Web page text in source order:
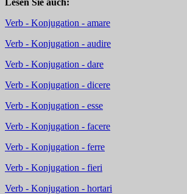
Verb - Konjugation - amare
Verb - Konjugation - audire
Verb - Konjugation - dare
Verb - Konjugation - dicere
Verb - Konjugation - esse
Verb - Konjugation - facere
Verb - Konjugation - ferre
Verb - Konjugation - fieri
Verb - Konjugation - hortari